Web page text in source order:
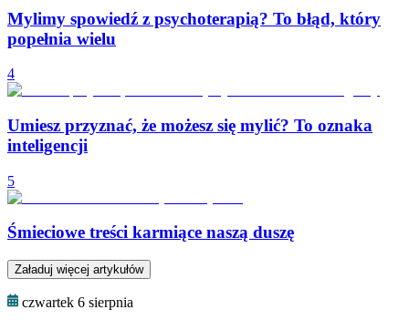
Mylimy spowiedź z psychoterapią? To błąd, który
popełnia wielu
4
Umiesz przyznać, że możesz się mylić? To oznaka
inteligencji
5
Śmieciowe treści karmiące naszą duszę
Załaduj więcej artykułów
czwartek 6 sierpnia